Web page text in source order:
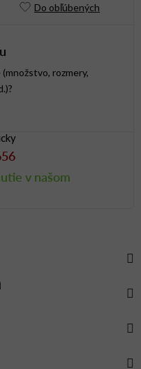
Do obľúbených
rozmery,
v našom